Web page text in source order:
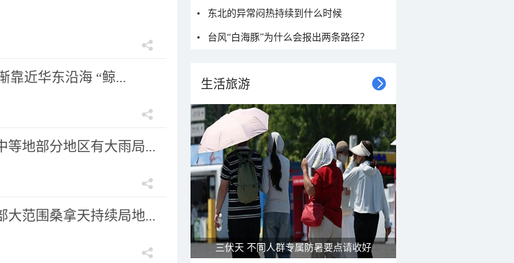
靠近华东沿海 “鲸...
等地部分地区有大雨局...
大范围桑拿天持续局地...
东北的异常闷热持续到什么时候
台风“白海豚”为什么会报出两条路径？
生活旅游
雨后峨眉沟壑尽显 金顶显真容